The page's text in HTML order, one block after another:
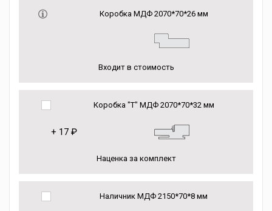
Коробка МДФ 2070*70*26 мм
Входит в стоимость
Коробка "Т" МДФ 2070*70*32 мм
+ 17 ₽
Наценка за комплект
Наличник МДФ 2150*70*8 мм